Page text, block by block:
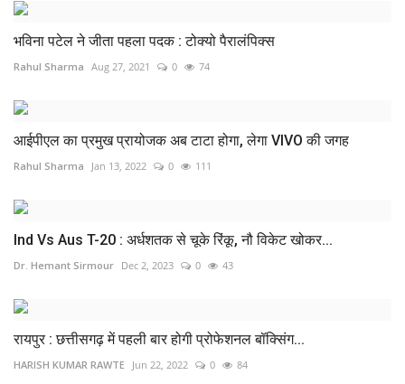
भविना पटेल ने जीता पहला पदक : टोक्यो पैरालंपिक्स
Rahul Sharma Aug 27, 2021 0 74
आईपीएल का प्रमुख प्रायोजक अब टाटा होगा, लेगा VIVO की जगह
Rahul Sharma Jan 13, 2022 0 111
Ind Vs Aus T-20 : अर्धशतक से चूके रिंकू, नौ विकेट खोकर...
Dr. Hemant Sirmour Dec 2, 2023 0 43
रायपुर : छत्तीसगढ़ में पहली बार होगी प्रोफेशनल बॉक्सिंग...
HARISH KUMAR RAWTE Jun 22, 2022 0 84